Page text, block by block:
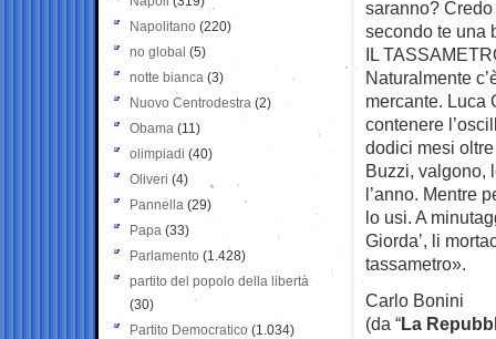
saranno?
secondo te una
IL
Naturalmente
mercante. Luca
contenere
dodici mesi
Buzzi, valgono,
l’anno. Mentre
lo usi. A
Giorda’, li
tassametro».
Carlo Bonini
(da “La
Napolitano (220)
no global (5)
notte bianca (3)
Nuovo Centrodestra (2)
Obama (11)
olimpiadi (40)
Oliveri (4)
Pannella (29)
Papa (33)
Parlamento (1.428)
partito del popolo della libertà
(30)
Partito Democratico (1.034)